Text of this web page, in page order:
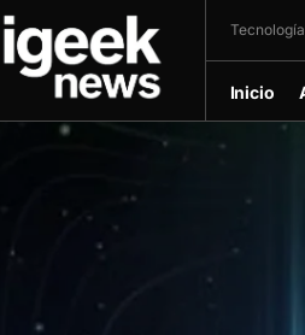
Inicio